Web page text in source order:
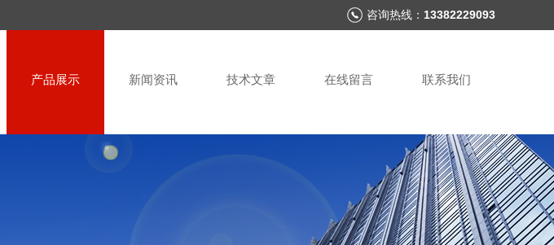
咨询热线： 13382229093
产品展示 新闻资讯 技术文章 在线留言 联系我们